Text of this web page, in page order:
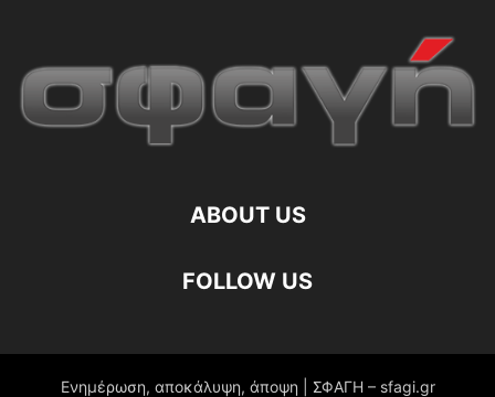
ABOUT US
FOLLOW US
Ενημέρωση, αποκάλυψη, άποψη | ΣΦΑΓΗ – sfagi.gr